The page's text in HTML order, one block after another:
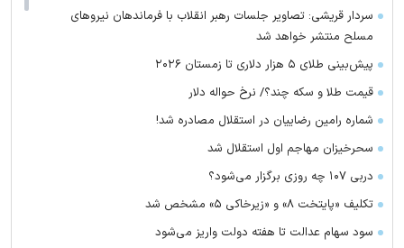
سردار قریشی: تصاویر جلسات رهبر انقلاب با فرماندهان نیرو‌های
مسلح منتشر خواهد شد
پیش‌بینی طلای ۵ هزار دلاری تا زمستان ۲۰۲۶
قیمت طلا و سکه چند؟/ نرخ حواله دلار
شماره رامین رضاییان در استقلال مصادره شد!
سحرخیزان مهاجم اول استقلال شد
دربی ۱۰۷ چه روزی برگزار می‌شود؟
تکلیف «پایتخت ۸» و «زیرخاکی ۵» مشخص شد
سود سهام عدالت تا هفته دولت واریز می‌شود